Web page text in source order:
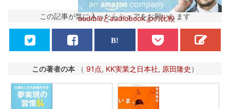
audibleとaudiobook.jpの比較
この記事が気に入ったらシェアをお願いします
この著者の本 （ 91点, KK実業之日本社, 原田隆史 ）